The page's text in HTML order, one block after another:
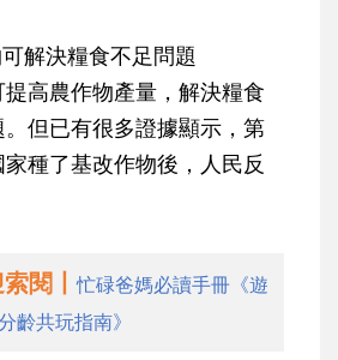
解決糧食不足問題
高農作物產量，解決糧食
但已有很多證據顯示，第
種了基改作物後，人民反
閱丨忙碌爸媽必讀手冊《遊
齡共玩指南》